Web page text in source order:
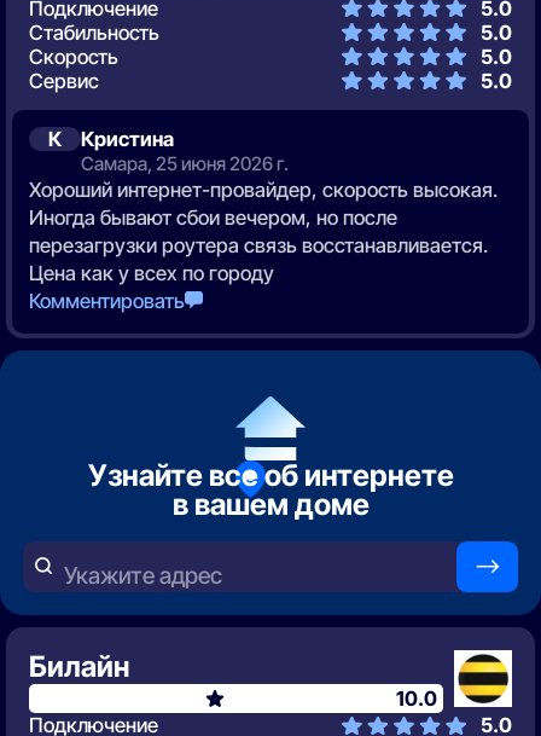
К Кристина
Самара, 25 июня 2026 г.
Хороший интернет-провайдер, скорость высокая.
Иногда бывают сбои вечером, но после
перезагрузки роутера связь восстанавливается.
Цена как у всех по городу
Комментировать
Подключение
5.0
Стабильность
5.0
Скорость
5.0
Сервис
5.0
Узнайте все об интернете
в вашем доме
Укажите адрес —>
Билайн
10.0
Подключение
5.0